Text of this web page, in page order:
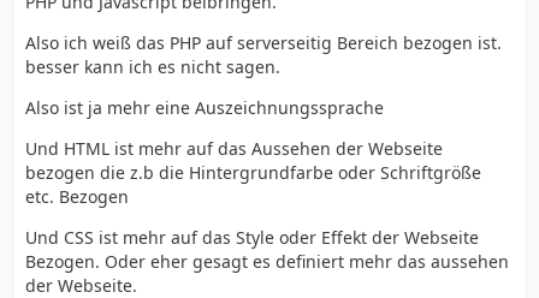
Also ich weiß das PHP auf serverseitig Bereich bezogen ist.
besser kann ich es nicht sagen.
Also ist ja mehr eine Auszeichnungssprache
Und HTML ist mehr auf das Aussehen der Webseite
bezogen die z.b die Hintergrundfarbe oder Schriftgröße
etc. Bezogen
Und CSS ist mehr auf das Style oder Effekt der Webseite
Bezogen. Oder eher gesagt es definiert mehr das aussehen
der Webseite.